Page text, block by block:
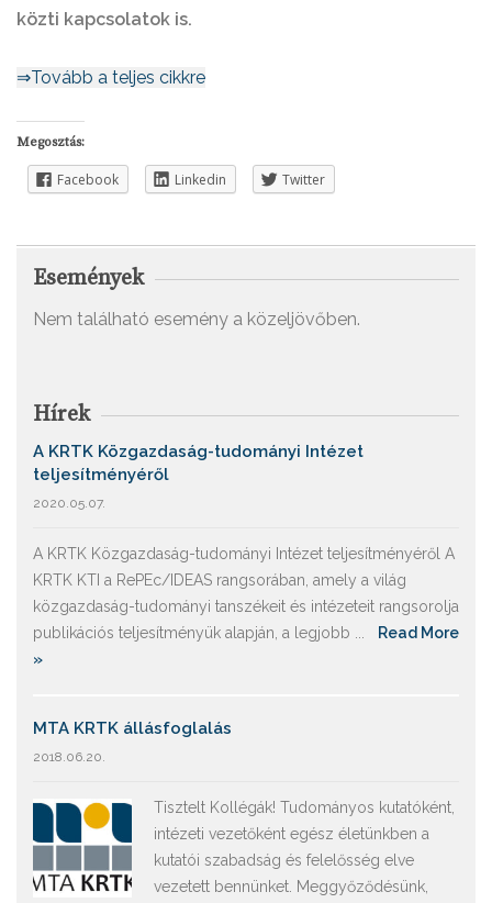
közti kapcsolatok is.
⇒Tovább a teljes cikkre
Megosztás:
Facebook Linkedin Twitter
Események
Nem található esemény a közeljövőben.
Hírek
A KRTK Közgazdaság-tudományi Intézet
teljesítményéről
2020.05.07.
A KRTK Közgazdaság-tudományi Intézet teljesítményéről A
KRTK KTI a RePEc/IDEAS rangsorában, amely a világ
közgazdaság-tudományi tanszékeit és intézeteit rangsorolja
publikációs teljesítményük alapján, a legjobb ...
Read More
»
MTA KRTK állásfoglalás
2018.06.20.
Tisztelt Kollégák! Tudományos kutatóként,
intézeti vezetőként egész életünkben a
kutatói szabadság és felelősség elve
vezetett bennünket. Meggyőződésünk,